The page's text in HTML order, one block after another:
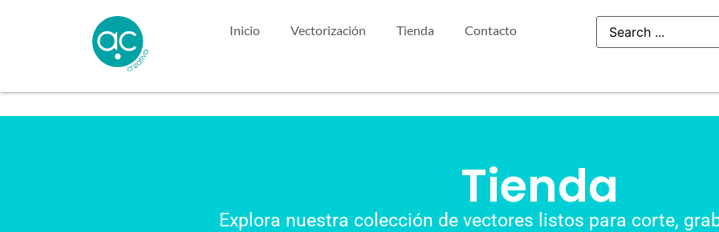
Inicio Vectorización Tienda Contacto
Tienda
Explora nuestra colección de vectores listos para corte,